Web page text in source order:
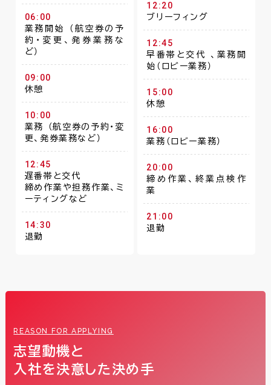
06:00
業務開始 （航空券の予
約・変更、発券業務な
ど）
09:00
休憩
10:00
業務 （航空券の予約・変
更、発券業務など）
12:45
遅番帯と交代
締め作業や担務作業、ミ
ーティングなど
14:30
退勤
12:20
ブリーフィング
12:45
早番帯と交代 、業務開
始（ロビー業務）
15:00
休憩
16:00
業務（ロビー業務）
20:00
締め作業、終業点検作
業
21:00
退勤
REASON FOR APPLYING
志望動機と
入社を決意した決め手